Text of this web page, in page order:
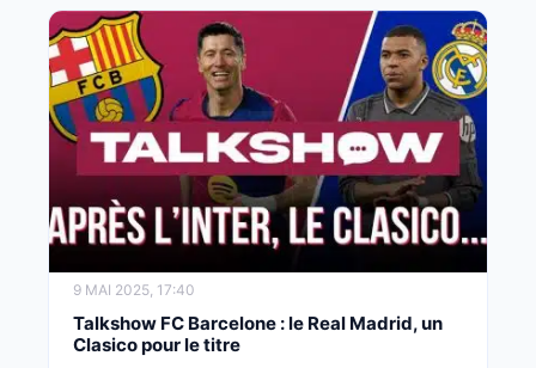
9 MAI 2025, 17:40
Talkshow FC Barcelone : le Real Madrid, un
Clasico pour le titre